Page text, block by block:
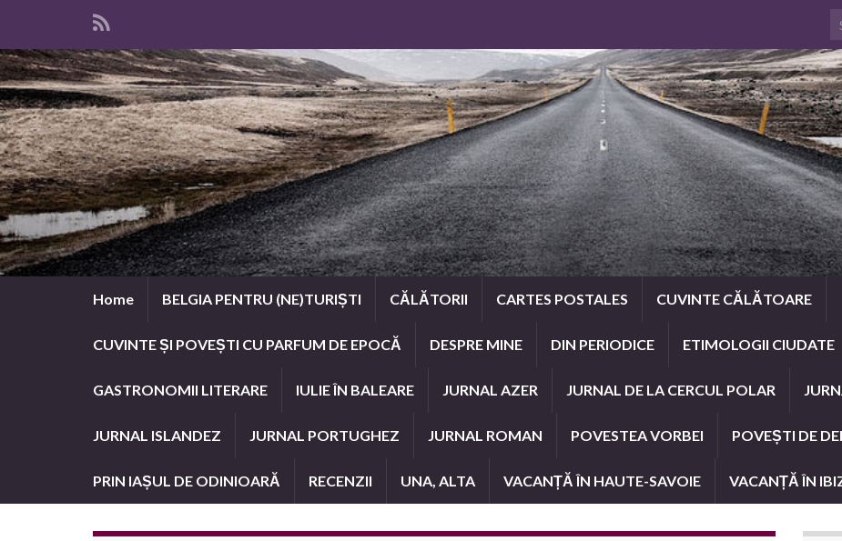
Home BELGIA PENTRU (NE)TURIȘTI CĂLĂTORII CARTES POSTALES CUVINTE CĂLĂTOARE
CUVINTE ȘI POVEȘTI CU PARFUM DE EPOCĂ DESPRE MINE DIN PERIODICE ETIMOLOGII CIUDATE
GASTRONOMII LITERARE IULIE ÎN BALEARE JURNAL AZER JURNAL DE LA CERCUL POLAR
JURNAL ISLANDEZ JURNAL PORTUGHEZ JURNAL ROMAN POVESTEA VORBEI POVEȘTI DE
PRIN IAȘUL DE ODINIOARĂ RECENZII UNA, ALTA VACANȚĂ ÎN HAUTE-SAVOIE VACANȚĂ ÎN